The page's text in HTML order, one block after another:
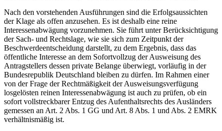
Nach den vorstehenden Ausführungen sind die Erfolgsaussichten
der Klage als offen anzusehen. Es ist deshalb eine reine
Interessenabwägung vorzunehmen. Sie führt unter Berücksichtigung
der Sach- und Rechtslage, wie sie sich zum Zeitpunkt der
Beschwerdeentscheidung darstellt, zu dem Ergebnis, dass das
öffentliche Interesse an dem Sofortvollzug der Ausweisung des
Antragstellers dessen private Belange überwiegt, vorläufig in der
Bundesrepublik Deutschland bleiben zu dürfen. Im Rahmen einer
von der Frage der Rechtmäßigkeit der Ausweisungsverfügung
losgelösten reinen Interessenabwägung ist auch zu prüfen, ob ein
sofort vollstreckbarer Entzug des Aufenthaltsrechts des Ausländers
gemessen an Art. 2 Abs. 1 GG und Art. 8 Abs. 1 und Abs. 2 EMRK
verhältnismäßig ist.